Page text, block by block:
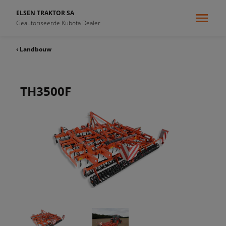
ELSEN TRAKTOR SA
Geautoriseerde Kubota Dealer
‹ Landbouw
TH3500F